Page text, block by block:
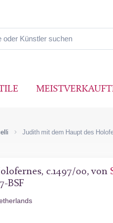
Judith mit dem Haupt des
c.1497/00, von
BSF